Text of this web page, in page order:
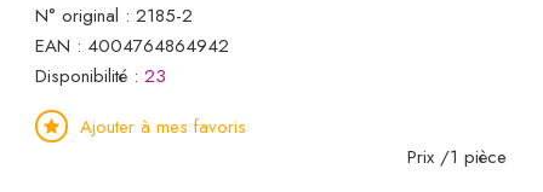
N° original : 2185-2
EAN : 4004764864942
Disponibilité : 23
Ajouter à mes favoris
Prix /1 pièce